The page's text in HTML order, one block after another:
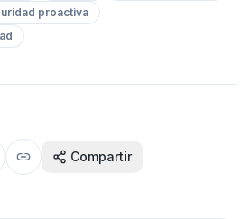
proactiva
Compartir